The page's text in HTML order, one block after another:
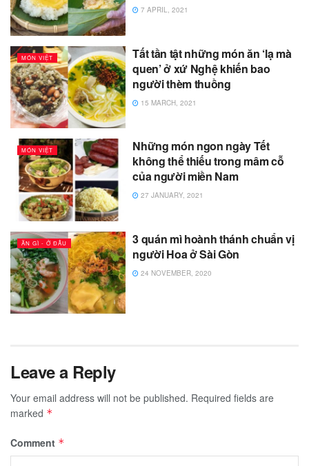
7 APRIL, 2021
MÓN VIỆT
Tất tần tật những món ăn ‘lạ mà
quen’ ở xứ Nghệ khiến bao
người thèm thuồng
15 MARCH, 2021
MÓN VIỆT
Những món ngon ngày Tết
không thể thiếu trong mâm cỗ
của người miền Nam
27 JANUARY, 2021
ĂN GÌ - Ở ĐÂU
3 quán mì hoành thánh chuẩn vị
người Hoa ở Sài Gòn
24 NOVEMBER, 2020
Leave a Reply
Your email address will not be published. Required fields are
marked *
Comment *